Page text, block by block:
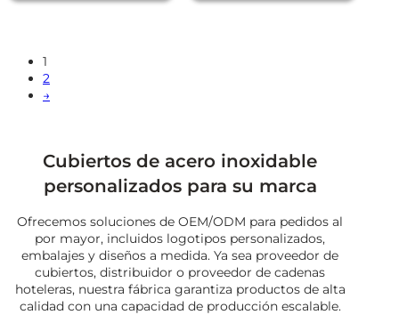
1
2
→
Cubiertos de acero inoxidable
personalizados para su marca
Ofrecemos soluciones de OEM/ODM para pedidos al
por mayor, incluidos logotipos personalizados,
embalajes y diseños a medida. Ya sea proveedor de
cubiertos, distribuidor o proveedor de cadenas
hoteleras, nuestra fábrica garantiza productos de alta
calidad con una capacidad de producción escalable.